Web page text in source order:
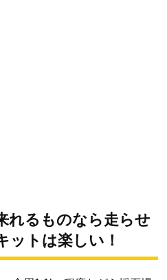
れるものなら走らせ
ットは楽しい！